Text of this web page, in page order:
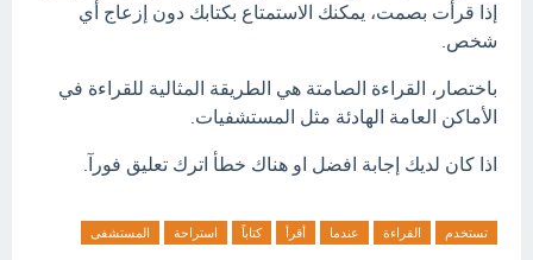
إذا قرأت بصمت، يمكنك الاستمتاع بكتابك دون إزعاج أي
شخص.
باختصار، القراءة الصامتة هي الطريقة المثالية للقراءة في
الأماكن العامة الهادئة مثل المستشفيات.
اذا كان لديك إجابة افضل او هناك خطأ اترك تعليق فورآ.
تستخدم القراءة عندما أقرأ كتاباً استراحة المستشفى